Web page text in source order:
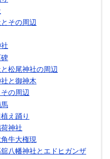
その周辺
松尾神社の周辺
と御神木
の周辺
え踊り
神社
牛大権現
八幡神社とエドヒガンザ